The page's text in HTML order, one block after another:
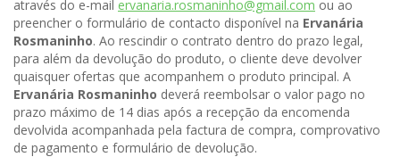
através do e-mail ervanaria.rosmaninho@gmail.com ou ao
preencher o formulário de contacto disponível na Ervanária
Rosmaninho. Ao rescindir o contrato dentro do prazo legal,
para além da devolução do produto, o cliente deve devolver
quaisquer ofertas que acompanhem o produto principal. A
Ervanária Rosmaninho deverá reembolsar o valor pago no
prazo máximo de 14 dias após a recepção da encomenda
devolvida acompanhada pela factura de compra, comprovativo
de pagamento e formulário de devolução.